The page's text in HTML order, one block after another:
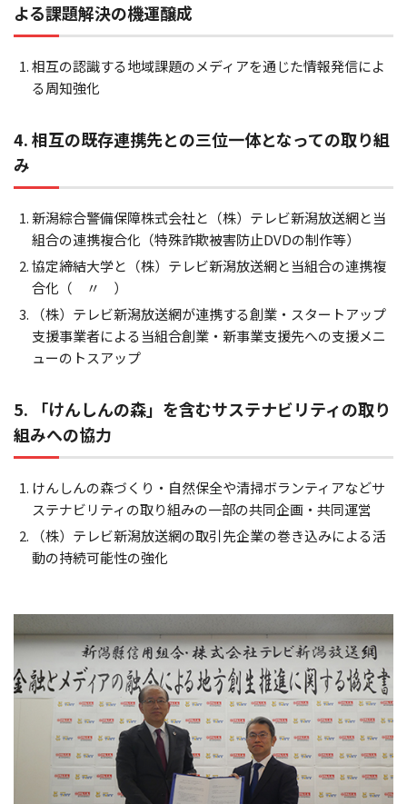
よる課題解決の機運醸成
相互の認識する地域課題のメディアを通じた情報発信によ
る周知強化
4. 相互の既存連携先との三位一体となっての取り組
み
新潟綜合警備保障株式会社と（株）テレビ新潟放送網と当
組合の連携複合化（特殊詐欺被害防止DVDの制作等）
協定締結大学と（株）テレビ新潟放送網と当組合の連携複
合化（ 〃 ）
（株）テレビ新潟放送網が連携する創業・スタートアップ
支援事業者による当組合創業・新事業支援先への支援メニ
ューのトスアップ
5. 「けんしんの森」を含むサステナビリティの取り
組みへの協力
けんしんの森づくり・自然保全や清掃ボランティアなどサ
ステナビリティの取り組みの一部の共同企画・共同運営
（株）テレビ新潟放送網の取引先企業の巻き込みによる活
動の持続可能性の強化